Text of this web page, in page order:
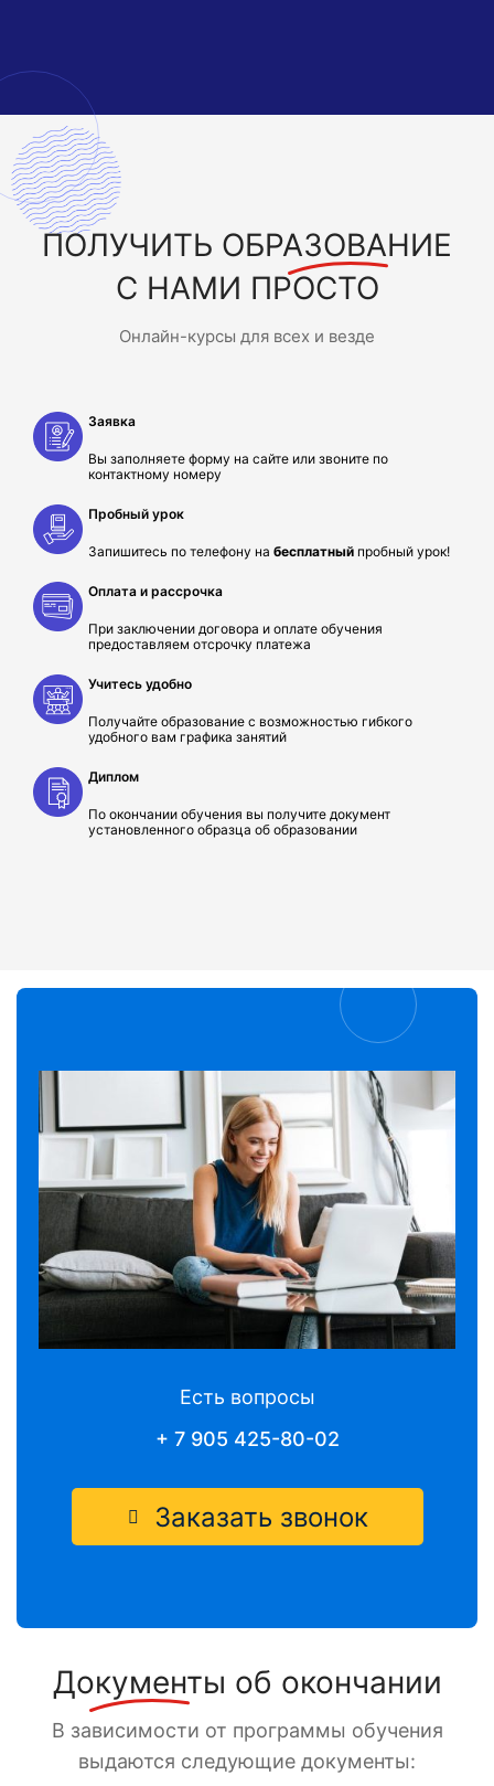
ПОЛУЧИТЬ ОБРАЗОВАНИЕ
С НАМИ ПРОСТО
Онлайн-курсы для всех и везде
Заявка
Вы заполняете форму на сайте или звоните по
контактному номеру
Пробный урок
Запишитесь по телефону на бесплатный пробный урок!
Оплата и рассрочка
При заключении договора и оплате обучения
предоставляем отсрочку платежа
Учитесь удобно
Получайте образование с возможностью гибкого
удобного вам графика занятий
Диплом
По окончании обучения вы получите документ
установленного образца об образовании
Есть вопросы
+ 7 905 425-80-02
Заказать звонок
Документы об окончании
В зависимости от программы обучения
выдаются следующие документы: